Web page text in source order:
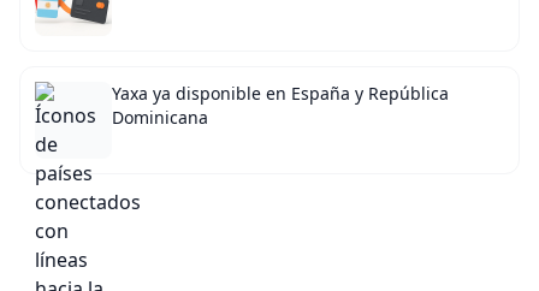
Yaxa ya disponible en España y República
Dominicana